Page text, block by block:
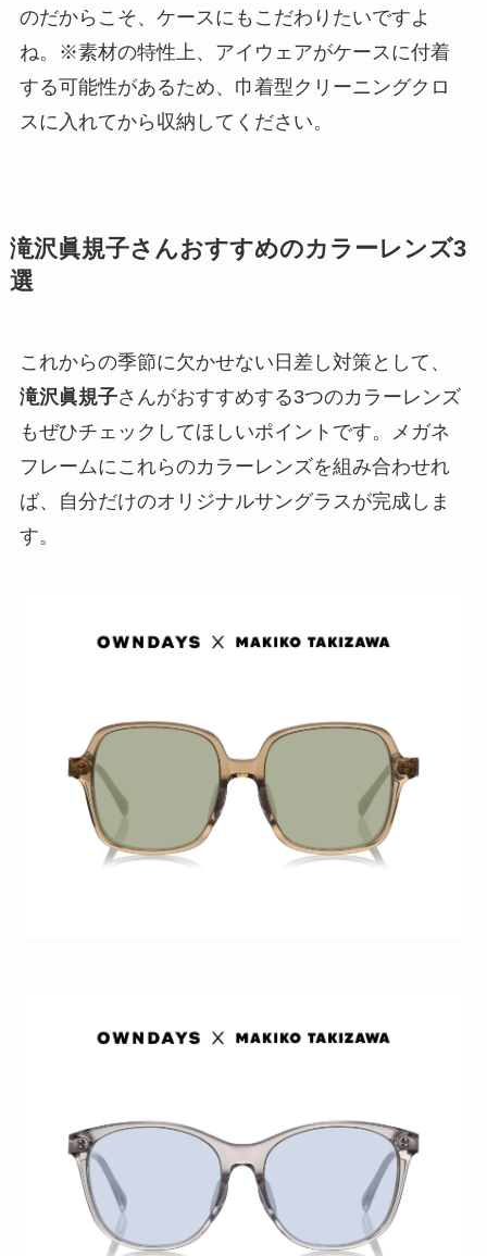
のだからこそ、ケースにもこだわりたいですよ
ね。※素材の特性上、アイウェアがケースに付着
する可能性があるため、巾着型クリーニングクロ
スに入れてから収納してください。
滝沢眞規子さんおすすめのカラーレンズ3
選
これからの季節に欠かせない日差し対策として、
滝沢眞規子さんがおすすめする3つのカラーレンズ
もぜひチェックしてほしいポイントです。メガネ
フレームにこれらのカラーレンズを組み合わせれ
ば、自分だけのオリジナルサングラスが完成しま
す。